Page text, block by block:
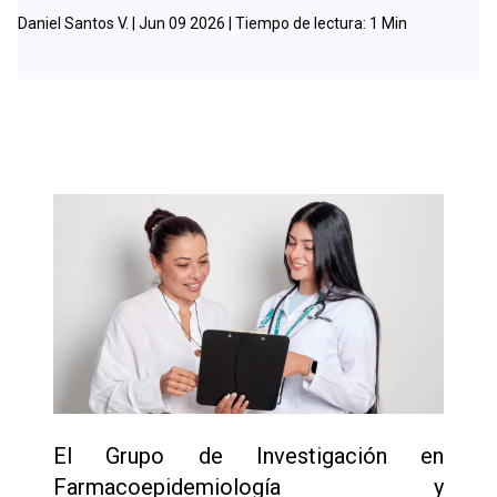
Daniel Santos V. | Jun 09 2026 | Tiempo de lectura: 1 Min
El Grupo de Investigación en
Farmacoepidemiología y